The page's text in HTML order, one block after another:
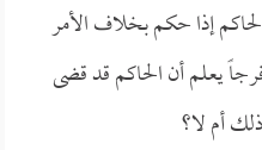
إذا حكم بخلاف الأمر
يعلم أن الحاكم قد قضى
أم لا؟